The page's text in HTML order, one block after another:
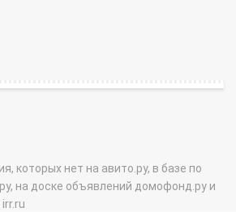
которых нет на авито.ру, в базе по
на доске объявлений домофонд.ру и
irr.ru